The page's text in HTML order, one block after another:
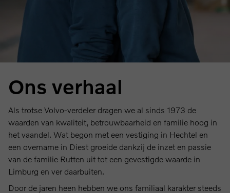
Ons verhaal
Als trotse Volvo-verdeler dragen we al sinds 1973 de
waarden van kwaliteit, betrouwbaarheid en familie hoog in
het vaandel. Wat begon met een vestiging in Hechtel en
een overname in Diest groeide dankzij de inzet en passie
van de familie Rutten uit tot een gevestigde waarde in
Limburg en ver daarbuiten.
Door de jaren heen hebben we ons familiaal karakter steeds